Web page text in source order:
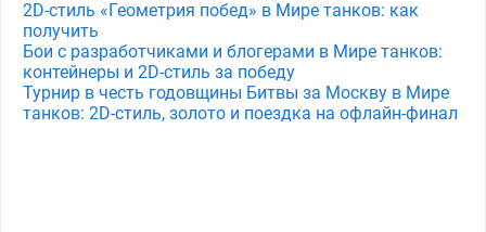
2D-стиль «Геометрия побед» в Мире танков: как
получить
Бои с разработчиками и блогерами в Мире танков:
контейнеры и 2D-стиль за победу
Турнир в честь годовщины Битвы за Москву в Мире
танков: 2D-стиль, золото и поездка на офлайн-финал